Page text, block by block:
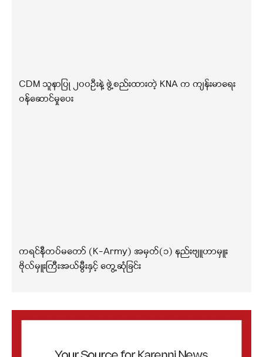
CDM သူနာပြု ၂၀၀ဦးနဲ့ ဖွဲ့စည်းထားတဲ့ KNA က ကျန်းမာရေး
ဝန်ဆောင်မှုပေး
ကရင်နီတပ်မတော် (K-Army) အမှတ်(၁) နည်းဗျူဟာမှူး
ဗိုလ်မှူးကြီးအယ်မွီးနှင့် တွေ့ဆုံခြင်း